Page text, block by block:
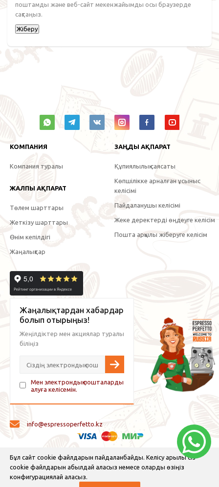
поштамды және веб-сайт мекенжайымды осы браузерде
сақтаңыз.
Бұл сайт cookie файлдарын пайдаланбайды. Келісу арқылы сіз
cookie файлдарын қабылдай аласыз немесе оларды өзіңіз
конфигурациялай аласыз.
КОМПАНИЯ
Компания туралы
ЖАЛПЫ АҚПАРАТ
Төлем шарттары
Жеткізу шарттары
Өнім кепілдігі
Жаңалықтар
ЗАҢДЫ АҚПАРАТ
Құпиялылық саясаты
Көпшілікке арналған ұсыныс
келісімі
Пайдаланушы келісімі
Жеке деректерді өңдеуге келісім
Пошта арқылы жіберуге келісім
Жаңалықтардан хабардар
болып отырыңыз!
Жеңілдіктер мен акциялар туралы
біліңіз
Мен электрондық пошталарды
алуға келісемін.
info@espressoperfetto.kz
© 2026 Espresso Perfetto — кофе жабдықтары және кофе